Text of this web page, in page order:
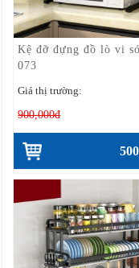
Kệ đỡ đựng đồ lò vi
073
Giá thị trường:
900,000đ